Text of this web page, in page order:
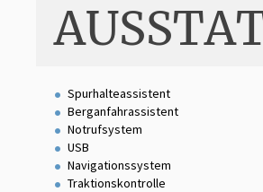
Spurhalteassistent
Berganfahrassistent
Notrufsystem
USB
Navigationssystem
Traktionskontrolle